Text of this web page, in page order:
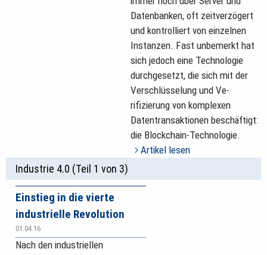
Datenbanken, oft zeitverzögert
und kontrolliert von einzelnen
Instanzen. Fast unbemerkt hat
sich jedoch eine Technologie
durchgesetzt, die sich mit der
Verschlüsselung und Ve­
rifizierung von komplexen
Datentransaktionen beschäftigt:
die Blockchain-Technologie.
Artikel lesen
Industrie 4.0 (Teil 1 von 3)
Einstieg in die vierte
industrielle Revolution
01.04.16
Nach den industriellen